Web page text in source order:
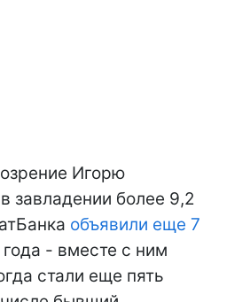
Игорю
завладении более 9,2
объявили еще 7
- вместе с ним
стали еще пять